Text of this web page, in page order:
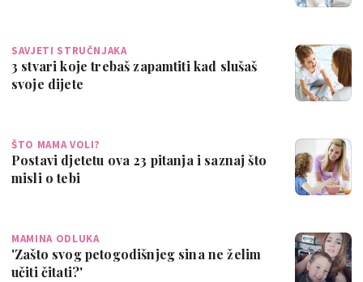
SAVJETI STRUČNJAKA
3 stvari koje trebaš zapamtiti kad slušaš
svoje dijete
ŠTO MAMA VOLI?
Postavi djetetu ova 23 pitanja i saznaj što
misli o tebi
MAMINA ODLUKA
'Zašto svog petogodišnjeg sina ne želim
učiti čitati?'